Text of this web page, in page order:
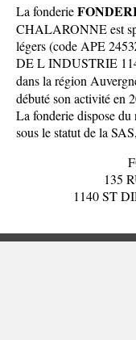
La fonderie
CHALARONNE est
légers (code APE
DE L INDUSTRIE
dans la région
débuté son activité en
La fonderie dispose
sous le statut de la
135
1140 ST